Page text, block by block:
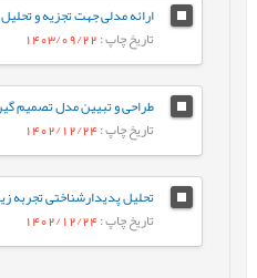
تاریخ چاپ: 1403/09/22
تاریخ چاپ: 1402/12/24
تاریخ چاپ: 1402/12/24